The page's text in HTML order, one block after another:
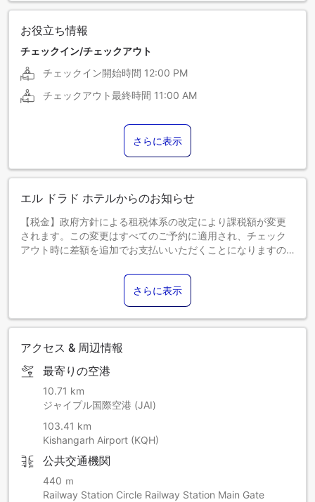
お役立ち情報
チェックイン/チェックアウト
チェックイン開始時間 12:00 PM
チェックアウト最終時間 11:00 AM
さらに表示
エル ドラド ホテルからのお知らせ
【税金】政府方針による租税体系の改定により課税額が変更
されます。この変更はすべてのご予約に適用され、チェック
アウト時に差額を追加でお支払いいただくことになりますの
さらに表示
アクセス & 周辺情報
最寄りの空港
10.71 km
ジャイプル国際空港 (JAI)
103.41 km
Kishangarh Airport (KQH)
公共交通機関
440 ｍ
Railway Station Circle Railway Station Main Gate